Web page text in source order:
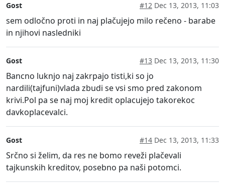
Gost #12 Dec 13, 2013, 11:03
sem odločno proti in naj plačujejo milo rečeno - barabe
in njihovi nasledniki
Gost #13 Dec 13, 2013, 11:30
Bancno luknjo naj zakrpajo tisti,ki so jo
nardili(tajfuni)vlada zbudi se vsi smo pred zakonom
krivi.Pol pa se naj moj kredit oplacujejo takorekoc
davkoplacevalci.
Gost #14 Dec 13, 2013, 11:33
Srčno si želim, da res ne bomo reveži plačevali
tajkunskih kreditov, posebno pa naši potomci.